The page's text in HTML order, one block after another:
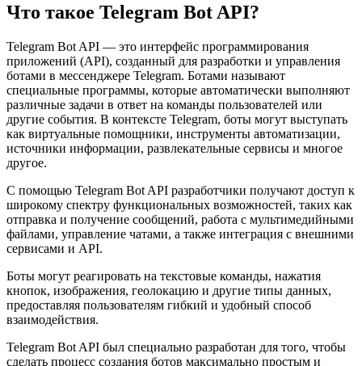
Что такое Telegram Bot API?
Telegram Bot API — это интерфейс программирования
приложений (API), созданный для разработки и управления
ботами в мессенджере Telegram. Ботами называют
специальные программы, которые автоматически выполняют
различные задачи в ответ на команды пользователей или
другие события. В контексте Telegram, боты могут выступать
как виртуальные помощники, инструменты автоматизации,
источники информации, развлекательные сервисы и многое
другое.
С помощью Telegram Bot API разработчики получают доступ к
широкому спектру функциональных возможностей, таких как
отправка и получение сообщений, работа с мультимедийными
файлами, управление чатами, а также интеграция с внешними
сервисами и API.
Боты могут реагировать на текстовые команды, нажатия
кнопок, изображения, геолокацию и другие типы данных,
предоставляя пользователям гибкий и удобный способ
взаимодействия.
Telegram Bot API был специально разработан для того, чтобы
сделать процесс создания ботов максимально простым и